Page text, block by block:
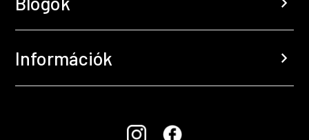
Információk chevron_right